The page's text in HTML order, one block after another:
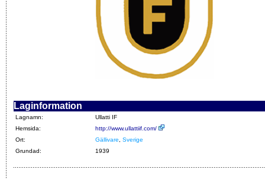
Laginformation
Lagnamn:
Ullatti IF
Hemsida:
http://www.ullattiif.com/
Ort:
Gällivare
Sverige
Grundad:
1939